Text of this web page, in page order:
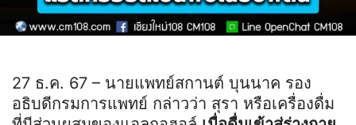
27 ธ.ค. 67 – นายแพทย์สกานต์ บุนนาค รอง
อธิบดีกรมการแพทย์ กล่าวว่า สุรา หรือเครื่องดื่ม